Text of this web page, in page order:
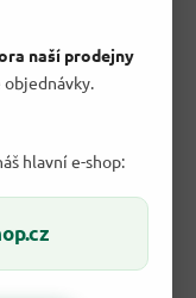
naší prodejny
hlavní e-shop:
řád